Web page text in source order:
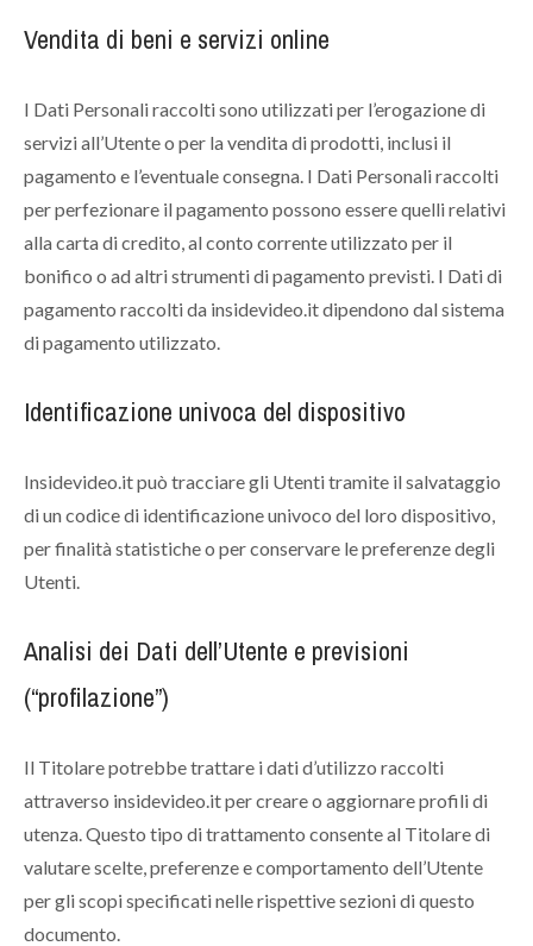
Vendita di beni e servizi online
I Dati Personali raccolti sono utilizzati per l’erogazione di
servizi all’Utente o per la vendita di prodotti, inclusi il
pagamento e l’eventuale consegna. I Dati Personali raccolti
per perfezionare il pagamento possono essere quelli relativi
alla carta di credito, al conto corrente utilizzato per il
bonifico o ad altri strumenti di pagamento previsti. I Dati di
pagamento raccolti da insidevideo.it dipendono dal sistema
di pagamento utilizzato.
Identificazione univoca del dispositivo
Insidevideo.it può tracciare gli Utenti tramite il salvataggio
di un codice di identificazione univoco del loro dispositivo,
per finalità statistiche o per conservare le preferenze degli
Utenti.
Analisi dei Dati dell’Utente e previsioni
(“profilazione”)
Il Titolare potrebbe trattare i dati d’utilizzo raccolti
attraverso insidevideo.it per creare o aggiornare profili di
utenza. Questo tipo di trattamento consente al Titolare di
valutare scelte, preferenze e comportamento dell’Utente
per gli scopi specificati nelle rispettive sezioni di questo
documento.